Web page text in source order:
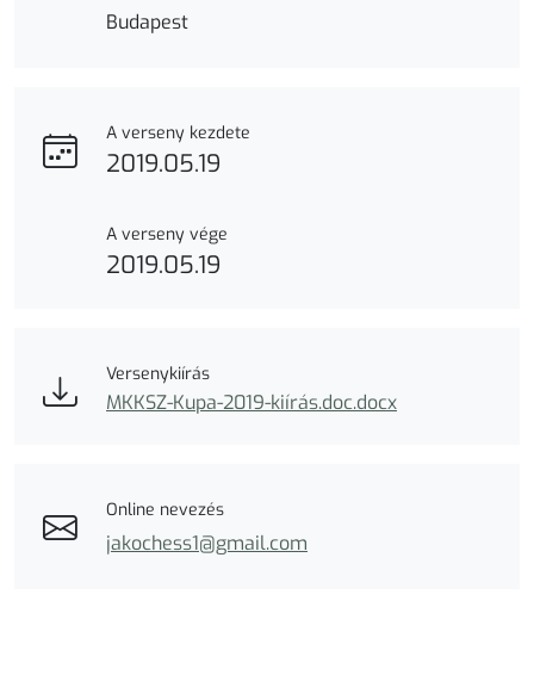
Budapest
A verseny kezdete
2019.05.19
A verseny vége
2019.05.19
Versenykiírás
MKKSZ-Kupa-2019-kiírás.doc.docx
Online nevezés
jakochess1@gmail.com